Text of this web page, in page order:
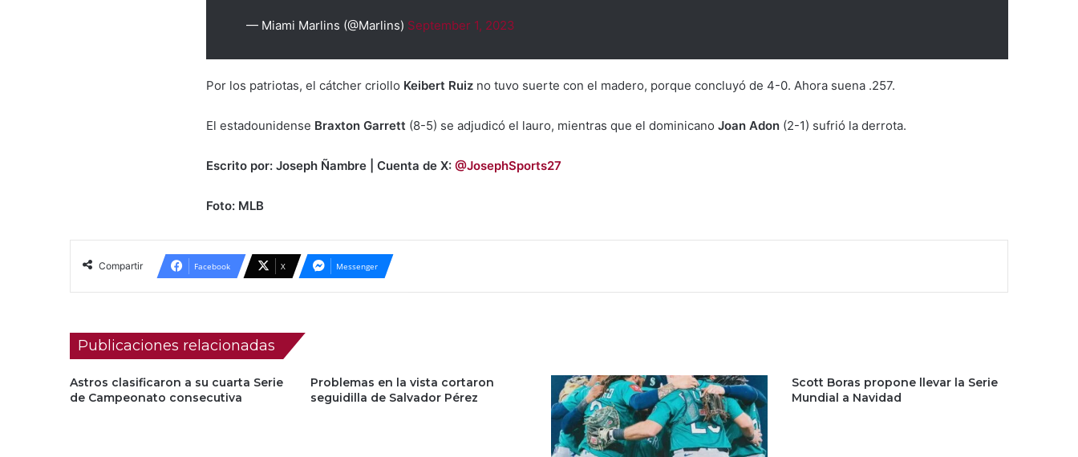
— Miami Marlins (@Marlins) September 1, 2023
Por los patriotas, el cátcher criollo Keibert Ruiz no tuvo suerte con el madero, porque concluyó de 4-0. Ahora suena .257.
El estadounidense Braxton Garrett (8-5) se adjudicó el lauro, mientras que el dominicano Joan Adon (2-1) sufrió la derrota.
Escrito por: Joseph Ñambre | Cuenta de X: @JosephSports27
Foto: MLB
Compartir Facebook X Messenger
Publicaciones relacionadas
Astros clasificaron a su cuarta Serie
de Campeonato consecutiva
Problemas en la vista cortaron
seguidilla de Salvador Pérez
Scott Boras propone llevar la Serie
Mundial a Navidad